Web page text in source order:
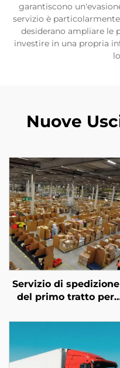
garantiscono
servizio è
desiderano ampliare le
investire in una propria
Nuove
Servizio di spedizione
del primo tratto per